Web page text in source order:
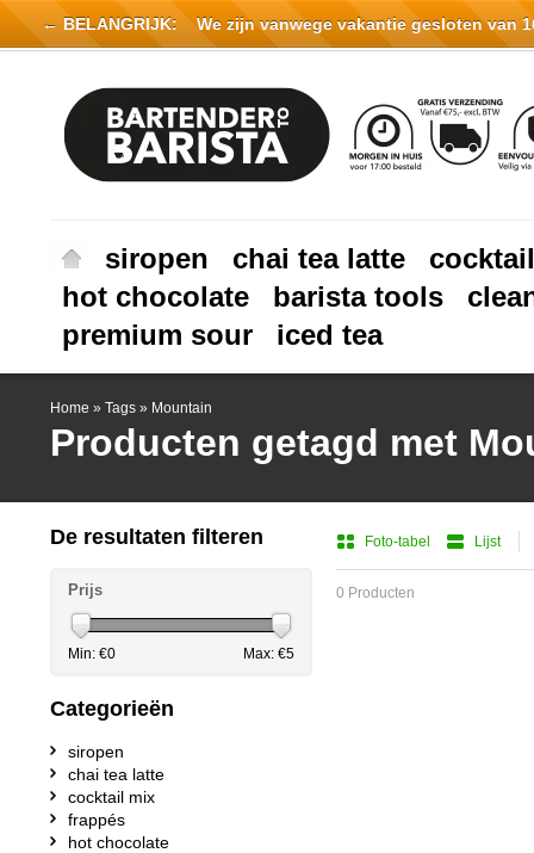
siropen chai tea latte
hot chocolate
barista tools
premium sour
iced tea
Home » Tags » Mountain
Producten getagd met
Foto-tabel Lijst
0 Producten
De resultaten filteren
Prijs
Min: €0 Max: €5
Categorieën
siropen
chai tea latte
cocktail mix
frappés
hot chocolate
← BELANGRIJK: We zijn vanwege vakantie gesloten van